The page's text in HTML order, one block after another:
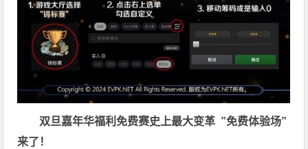
双旦嘉年华福利免费赛史上最大变革 ”免费体验场”
来了！